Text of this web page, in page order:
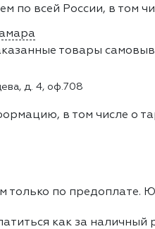
по всей России, в том
товары
д. 4, оф.708
в том числе о
по предоплате.
как за наличный